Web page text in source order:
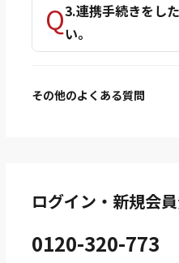
3.連携手続きをし
い。
その他のよくある質問
ログイン・新規会
0120-320-773